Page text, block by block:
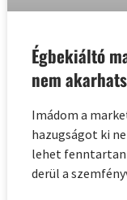
Égbekiáltó
nem
Imádom a
hazugságot ki
lehet
derül a